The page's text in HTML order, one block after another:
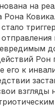
на
Рона
Рон
его к
взгляды